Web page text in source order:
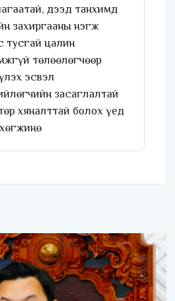
дээд танхимд
захиргааны нэгж
тусгай цалин
төлөөлөгчөөр
эсвэл
засаглалтай
хяналттай болох үед